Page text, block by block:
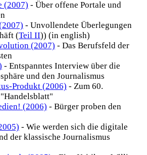
(2007) - Über offene Portale und
- Unvollendete Überlegungen
(Teil II)) (in english)
(2007) - Das Berufsfeld der
- Entspanntes Interview über die
und den Journalismus
Produkt (2006) - Zum 60.
(2006) - Bürger proben den
- Wie werden sich die digitale
der klassische Journalismus